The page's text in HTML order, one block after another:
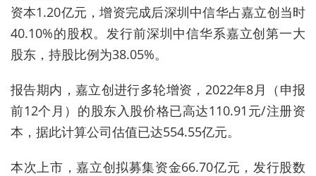
资本1.20亿元 ，增资完成后深圳中信华占嘉立创当时
40.10%的股权。发行前深圳中信华系嘉立创第一大
股东，持股比例为38.05%。
报告期内，嘉立创进行多轮增资，2022年8月（申报
前12个月）的股东入股价格已高达110.91元/注册资
本，据此计算公司估值已达554.55亿元。
本次上市，嘉立创拟募集资金66.70亿元，发行股数